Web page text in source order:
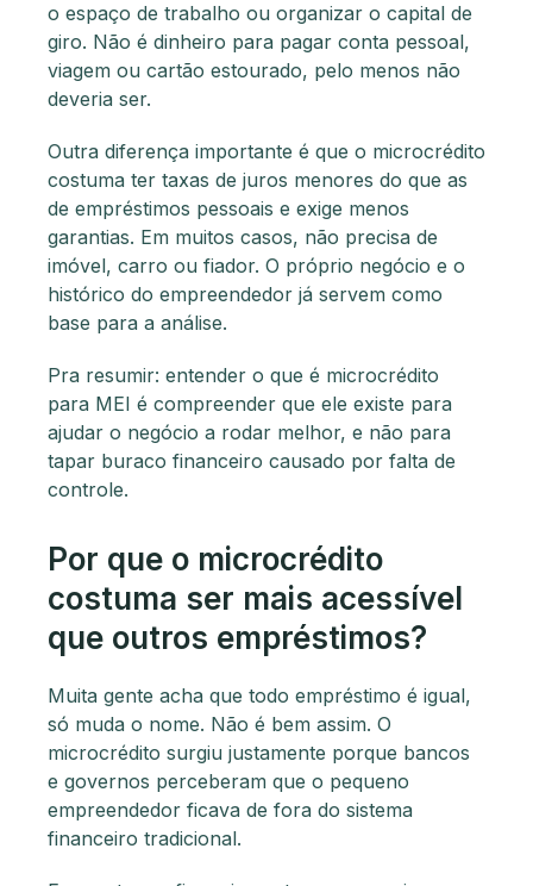
o espaço de trabalho ou organizar o capital de
giro. Não é dinheiro para pagar conta pessoal,
viagem ou cartão estourado, pelo menos não
deveria ser.
Outra diferença importante é que o microcrédito
costuma ter taxas de juros menores do que as
de empréstimos pessoais e exige menos
garantias. Em muitos casos, não precisa de
imóvel, carro ou fiador. O próprio negócio e o
histórico do empreendedor já servem como
base para a análise.
Pra resumir: entender o que é microcrédito
para MEI é compreender que ele existe para
ajudar o negócio a rodar melhor, e não para
tapar buraco financeiro causado por falta de
controle.
Por que o microcrédito
costuma ser mais acessível
que outros empréstimos?
Muita gente acha que todo empréstimo é igual,
só muda o nome. Não é bem assim. O
microcrédito surgiu justamente porque bancos
e governos perceberam que o pequeno
empreendedor ficava de fora do sistema
financeiro tradicional.